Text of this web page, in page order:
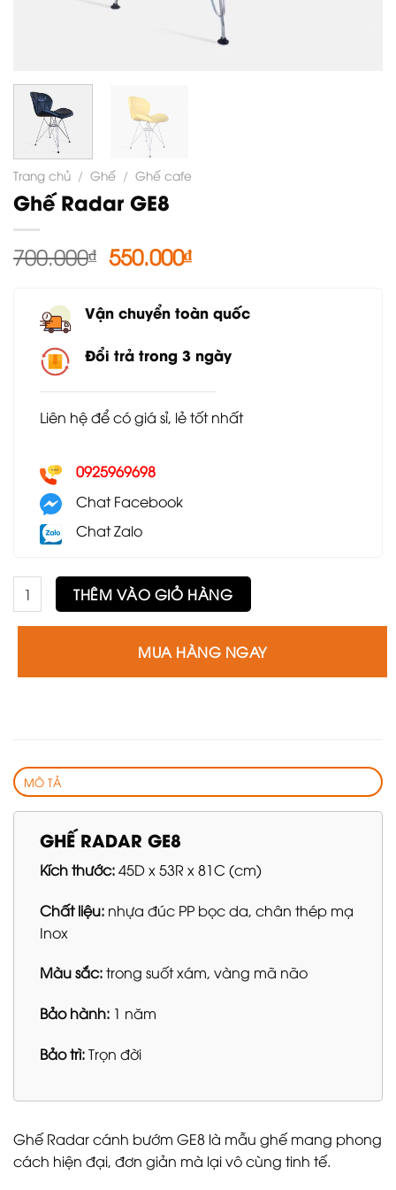
Trang chủ / Ghế / Ghế cafe
Ghế Radar GE8
700.000₫ Giá
gốc
700.000₫.
550.000₫Giá
là:
Vận chuyển toàn quốc
Đổi trả trong 3 ngày
Liên hệ để có giá sỉ, lẻ tốt nhất
0925969698
Chat Facebook
Chat Zalo
Ghế Radar GE8 số lượng
THÊM VÀO GIỎ HÀNG
MUA HÀNG NGAY
MÔ TẢ
GHẾ RADAR GE8
Kích thước:45D x 53R x 81C (cm)
Chất liệu: nhựa đúc PP bọc da, chân thép mạ
Inox
Màu sắc:trong suốt xám, vàng mã não
Bảo hành: 1 năm
Bảo trì:Trọn đời
Ghế Radar cánh bướm GE8 là mẫu ghế mang phong
cách hiện đại, đơn giản mà lại vô cùng tinh tế.